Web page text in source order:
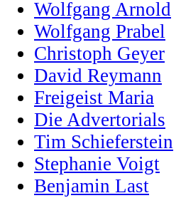
Wolfgang Arnold
Wolfgang Prabel
Christoph Geyer
David Reymann
Freigeist Maria
Die Advertorials
Tim Schieferstein
Stephanie Voigt
Benjamin Last